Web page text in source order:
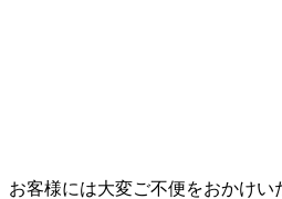
お客様には大変ご不便をおかけい